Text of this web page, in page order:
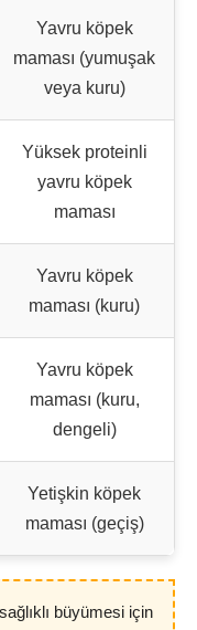
Yavru köpek
maması (yumuşak
veya kuru)
Yüksek proteinli
yavru köpek
maması
Yavru köpek
maması (kuru)
Yavru köpek
maması (kuru,
dengeli)
Yetişkin köpek
maması (geçiş)
büyümesi için